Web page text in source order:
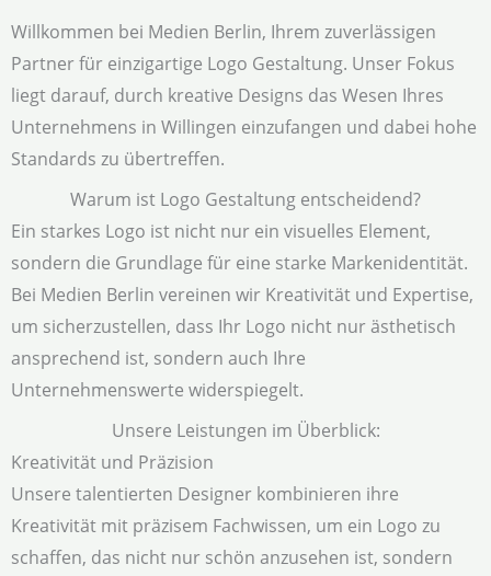
Willkommen bei Medien Berlin, Ihrem zuverlässigen
Partner für einzigartige Logo Gestaltung. Unser Fokus
liegt darauf, durch kreative Designs das Wesen Ihres
Unternehmens in Willingen einzufangen und dabei hohe
Standards zu übertreffen.
Warum ist Logo Gestaltung entscheidend?
Ein starkes Logo ist nicht nur ein visuelles Element,
sondern die Grundlage für eine starke Markenidentität.
Bei Medien Berlin vereinen wir Kreativität und Expertise,
um sicherzustellen, dass Ihr Logo nicht nur ästhetisch
ansprechend ist, sondern auch Ihre
Unternehmenswerte widerspiegelt.
Unsere Leistungen im Überblick:
Kreativität und Präzision
Unsere talentierten Designer kombinieren ihre
Kreativität mit präzisem Fachwissen, um ein Logo zu
schaffen, das nicht nur schön anzusehen ist, sondern